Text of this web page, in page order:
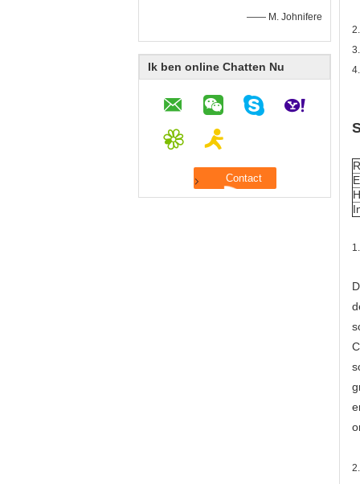
—— M. Johnifere
Ik ben online Chatten Nu
2.
3.
4.
1.
2.